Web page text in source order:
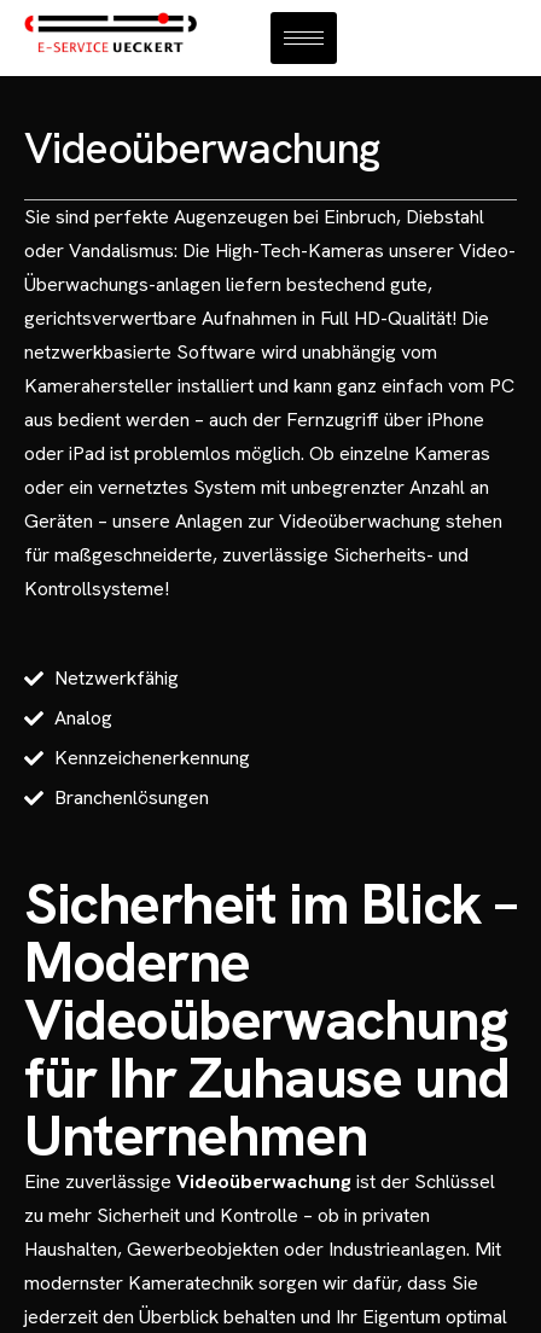
REFERENZEN
KARRIERE
KONTAKT
Videoüberwachung
Sie sind perfekte Augenzeugen bei Einbruch, Diebstahl
oder Vandalismus: Die High-Tech-Kameras unserer Video-
Überwachungs-anlagen liefern bestechend gute,
gerichtsverwertbare Aufnahmen in Full HD-Qualität! Die
netzwerkbasierte Software wird unabhängig vom
Kamerahersteller installiert und kann ganz einfach vom PC
aus bedient werden – auch der Fernzugriff über iPhone
oder iPad ist problemlos möglich. Ob einzelne Kameras
oder ein vernetztes System mit unbegrenzter Anzahl an
Geräten – unsere Anlagen zur Videoüberwachung stehen
für maßgeschneiderte, zuverlässige Sicherheits- und
Kontrollsysteme!
Netzwerkfähig
Analog
Kennzeichenerkennung
Branchenlösungen
Sicherheit im Blick –
Moderne
Videoüberwachung
für Ihr Zuhause und
Unternehmen
Eine zuverlässige Videoüberwachungist der Schlüssel
zu mehr Sicherheit und Kontrolle – ob in privaten
Haushalten, Gewerbeobjekten oder Industrieanlagen. Mit
modernster Kameratechnik sorgen wir dafür, dass Sie
jederzeit den Überblick behalten und Ihr Eigentum optimal